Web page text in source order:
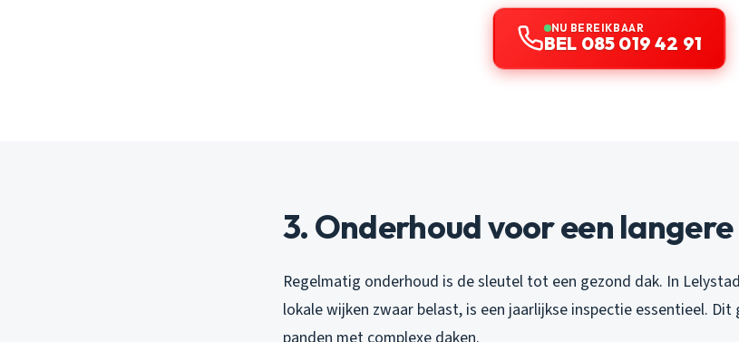
NU BEREIKBAAR
BEL 085 019 42 91
3. Onderhoud voor een
Regelmatig onderhoud is de sleutel tot een gezond dak. In
lokale wijken zwaar belast, is een jaarlijkse inspectie essentieel.